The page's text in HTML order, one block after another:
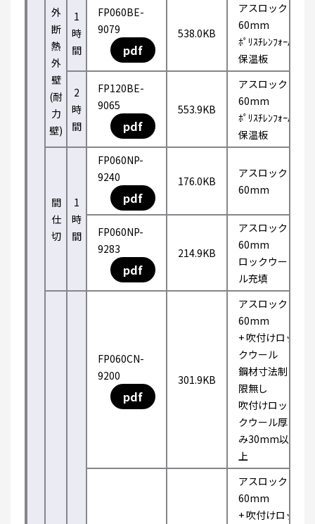
外
断
熱
外
壁
(耐
力
壁)
1
時
間
FP060BE-
9079
pdf
538.0KB
アスロック
60mm
ﾎﾟﾘｽﾁﾚﾝﾌｫｰﾑ
保温板
2
時
間
FP120BE-
9065
pdf
553.9KB
アスロック
60mm
ﾎﾟﾘｽﾁﾚﾝﾌｫｰﾑ
保温板
間
仕
切
1
時
間
FP060NP-
9240
pdf
176.0KB
アスロック
60mm
FP060NP-
9283
pdf
214.9KB
アスロック
60mm
ロックウー
ル充填
FP060CN-
9200
pdf
301.9KB
アスロック
60mm
+ 吹付けロッ
クウール
鋼材寸法制
限無し
吹付けロッ
クウール厚
み30mm以
上
アスロック
60mm
+ 吹付けロッ